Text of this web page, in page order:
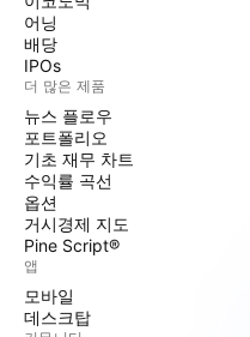
어닝
배당
IPOs
더 많은 제품
뉴스 플로우
포트폴리오
기초 재무 차트
수익률 곡선
옵션
거시경제 지도
Pine Script®
앱
모바일
데스크탑